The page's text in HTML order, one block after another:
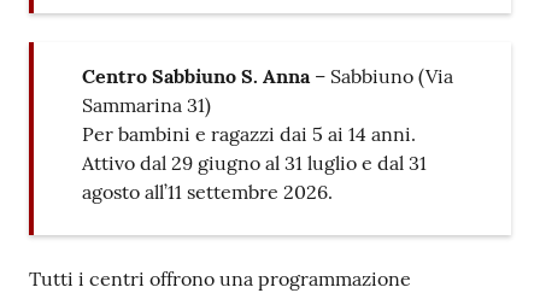
Centro Sabbiuno S. Anna– Sabbiuno (Via
Sammarina 31)
Per bambini e ragazzi dai 5 ai 14 anni.
Attivo dal 29 giugno al 31 luglio e dal 31
agosto all’11 settembre 2026.
Tutti i centri offrono una programmazione